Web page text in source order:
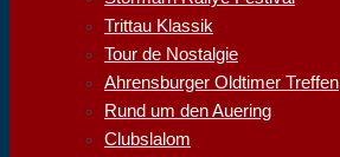
Trittau Klassik
Tour de Nostalgie
Ahrensburger Oldtimer Treffen
Rund um den Auering
Clubslalom